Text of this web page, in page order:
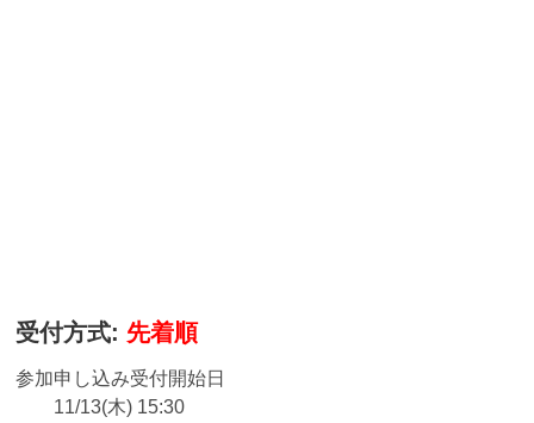
受付方式: 先着順
参加申し込み受付開始日
11/13(木) 15:30